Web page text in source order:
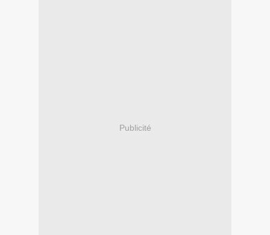
Publicité